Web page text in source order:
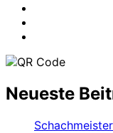
Neueste